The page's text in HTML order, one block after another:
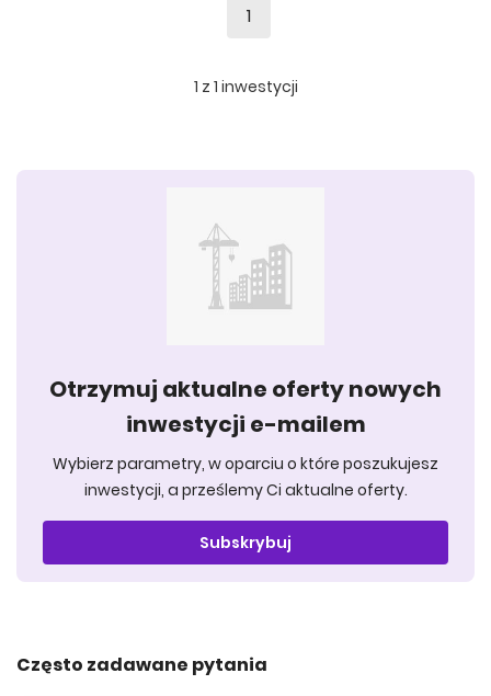
1
1 z 1 inwestycji
Otrzymuj aktualne oferty nowych
inwestycji e-mailem
Wybierz parametry, w oparciu o które poszukujesz
inwestycji, a prześlemy Ci aktualne oferty.
Subskrybuj
Często zadawane pytania